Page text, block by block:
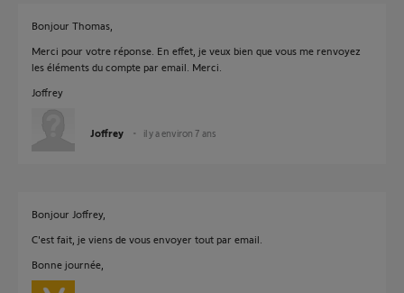
Bonjour Thomas,
Merci pour votre réponse. En effet, je veux bien que vous me renvoyez
les éléments du compte par email. Merci.
Joffrey
Joffrey il y a environ 7 ans
Bonjour Joffrey,
C'est fait, je viens de vous envoyer tout par email.
Bonne journée,